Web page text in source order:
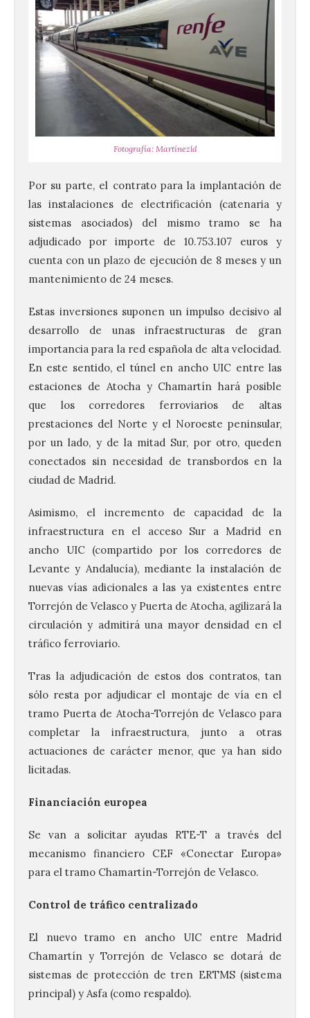
Fotografía: Martínezld
Por su parte, el contrato para la implantación de
las instalaciones de electrificación (catenaria y
sistemas asociados) del mismo tramo se ha
adjudicado por importe de 10.753.107 euros y
cuenta con un plazo de ejecución de 8 meses y un
mantenimiento de 24 meses.
Estas inversiones suponen un impulso decisivo al
desarrollo de unas infraestructuras de gran
importancia para la red española de alta velocidad.
En este sentido, el túnel en ancho UIC entre las
estaciones de Atocha y Chamartín hará posible
que los corredores ferroviarios de altas
prestaciones del Norte y el Noroeste peninsular,
por un lado, y de la mitad Sur, por otro, queden
conectados sin necesidad de transbordos en la
ciudad de Madrid.
Asimismo, el incremento de capacidad de la
infraestructura en el acceso Sur a Madrid en
ancho UIC (compartido por los corredores de
Levante y Andalucía), mediante la instalación de
nuevas vías adicionales a las ya existentes entre
Torrejón de Velasco y Puerta de Atocha, agilizará la
circulación y admitirá una mayor densidad en el
tráfico ferroviario.
Tras la adjudicación de estos dos contratos, tan
sólo resta por adjudicar el montaje de vía en el
tramo Puerta de Atocha-Torrejón de Velasco para
completar la infraestructura, junto a otras
actuaciones de carácter menor, que ya han sido
licitadas.
Financiación europea
Se van a solicitar ayudas RTE-T a través del
mecanismo financiero CEF «Conectar Europa»
para el tramo Chamartín-Torrejón de Velasco.
Control de tráfico centralizado
El nuevo tramo en ancho UIC entre Madrid
Chamartín y Torrejón de Velasco se dotará de
sistemas de protección de tren ERTMS (sistema
principal) y Asfa (como respaldo).